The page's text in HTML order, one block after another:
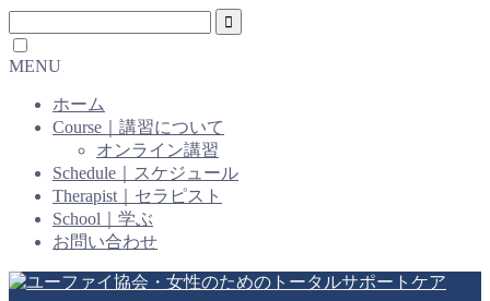
MENU
ホーム
Course｜講習について
オンライン講習
Schedule｜スケジュール
Therapist｜セラピスト
School｜学ぶ
お問い合わせ